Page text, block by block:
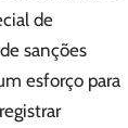
de
sanções
esforço para